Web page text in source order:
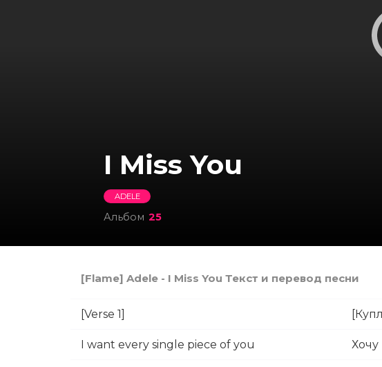
I Miss You
ADELE
Альбом 25
[Flame] Adele - I Miss You Текст и перевод песни
[Verse 1]
I want every single piece of you